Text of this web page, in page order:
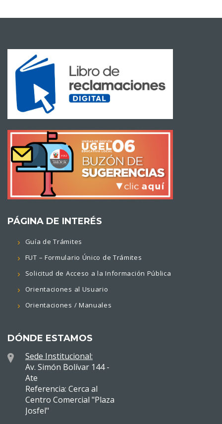
PÁGINA DE INTERÉS
Guía de Trámites
FUT – Formulario Único de Trámites
Solicitud de Acceso a la Información Pública
Orientaciones al Usuario
Orientaciones / Manuales
DÓNDE ESTAMOS
Sede Institucional:
Av. Simón Bolívar 144 -
Ate
Referencia: Cerca al
Centro Comercial "Plaza
Josfel"